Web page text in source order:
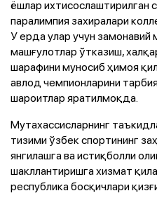
ёшлар ихтисослаштирилган
паралимпия захиралари
У ерда улар учун
машғулотлар ўтказиш,
шарафини муносиб ҳимоя
авлод чемпионларини
шароитлар яратилмоқда.
Мутахассисларнинг
тизими ўзбек спортининг
янгилашга ва истиқболли
шакллантиришга хизмат
республика босқичлари